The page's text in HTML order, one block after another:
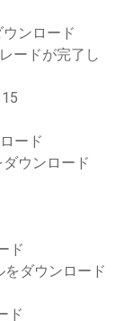
ンロード
ードが完了し
ード
ウンロード
ド
ダウンロード
ド